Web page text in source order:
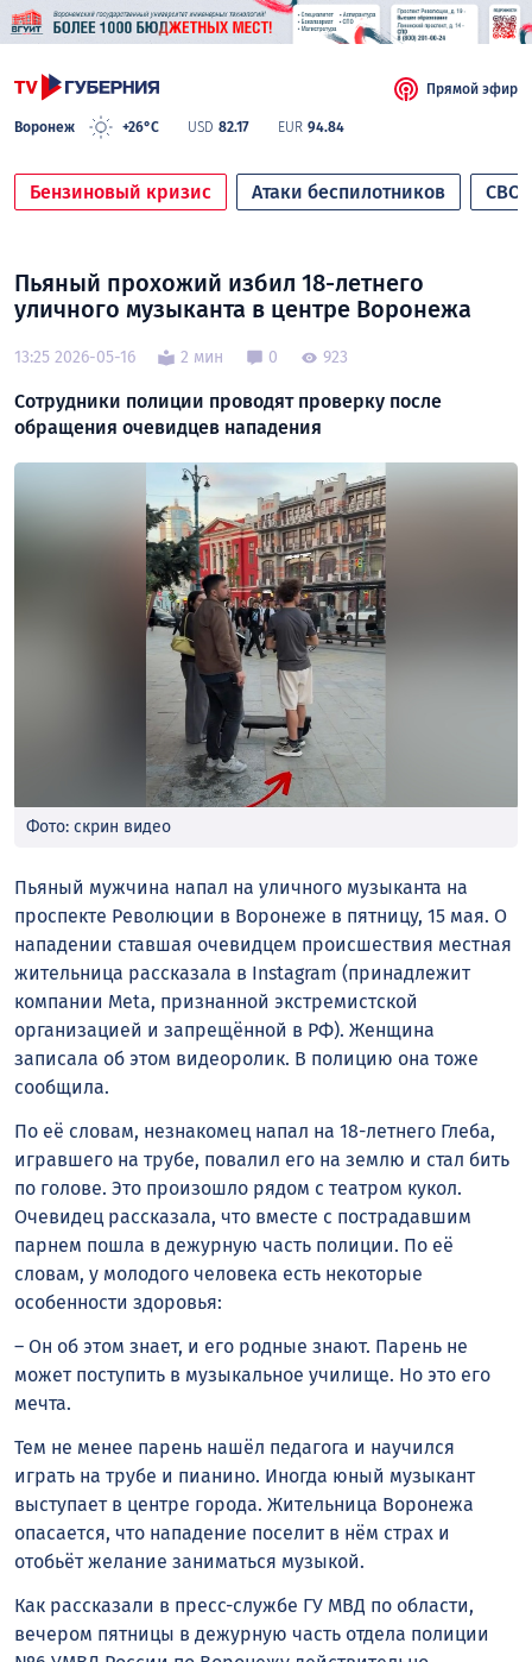
Воронеж +26°C USD 82.17 EUR 94.84
Прямой эфир
Бензиновый кризис Атаки беспилотников СВО
Пьяный прохожий избил 18-летнего
уличного музыканта в центре Воронежа
13:25 2026-05-16 2 мин 0 923
Сотрудники полиции проводят проверку после
обращения очевидцев нападения
Фото: скрин видео
Пьяный мужчина напал на уличного музыканта на
проспекте Революции в Воронеже в пятницу, 15 мая. О
нападении ставшая очевидцем происшествия местная
жительница рассказала в Instagram (принадлежит
компании Meta, признанной экстремистской
организацией и запрещённой в РФ). Женщина
записала об этом видеоролик. В полицию она тоже
сообщила.
По её словам, незнакомец напал на 18-летнего Глеба,
игравшего на трубе, повалил его на землю и стал бить
по голове. Это произошло рядом с театром кукол.
Очевидец рассказала, что вместе с пострадавшим
парнем пошла в дежурную часть полиции. По её
словам, у молодого человека есть некоторые
особенности здоровья:
– Он об этом знает, и его родные знают. Парень не
может поступить в музыкальное училище. Но это его
мечта.
Тем не менее парень нашёл педагога и научился
играть на трубе и пианино. Иногда юный музыкант
выступает в центре города. Жительница Воронежа
опасается, что нападение поселит в нём страх и
отобьёт желание заниматься музыкой.
Как рассказали в пресс-службе ГУ МВД по области,
вечером пятницы в дежурную часть отдела полиции